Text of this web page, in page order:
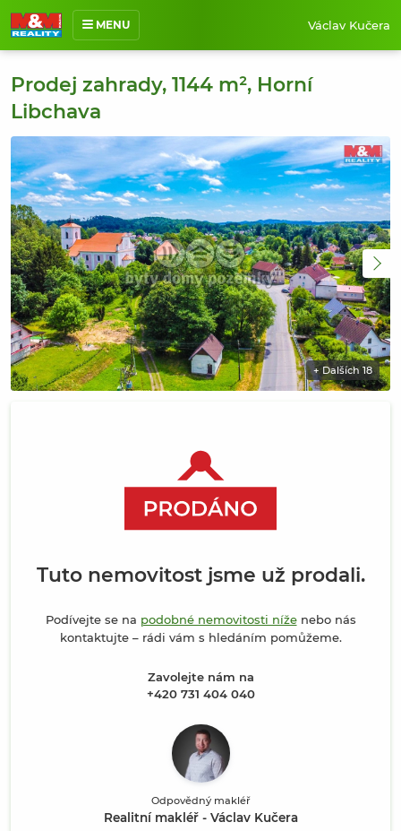
MENU
Nabídka nemovitostí
Reference
Jak pracuji
Kontakt
Václav Kučera
Prodej zahrady, 1144 m², Horní
Libchava
+ Dalších 18
Tuto nemovitost jsme už prodali.
Podívejte se na podobné nemovitosti níženebo nás
kontaktujte – rádi vám s hledáním pomůžeme.
Zavolejte nám na
+420 731 404 040
Odpovědný makléř
Realitní makléř - Václav Kučera